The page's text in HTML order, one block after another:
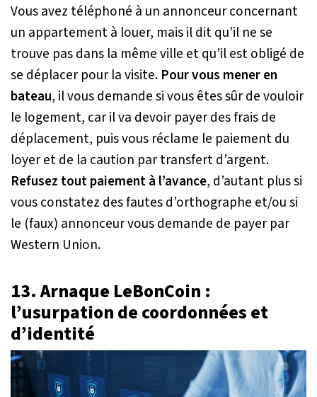
Vous avez téléphoné à un annonceur concernant
un appartement à louer, mais il dit qu’il ne se
trouve pas dans la même ville et qu’il est obligé de
se déplacer pour la visite. Pour vous mener en
bateau, il vous demande si vous êtes sûr de vouloir
le logement, car il va devoir payer des frais de
déplacement, puis vous réclame le paiement du
loyer et de la caution par transfert d’argent.
Refusez tout paiement à l’avance, d’autant plus si
vous constatez des fautes d’orthographe et/ou si
le (faux) annonceur vous demande de payer par
Western Union.
13. Arnaque LeBonCoin :
l’usurpation de coordonnées et
d’identité